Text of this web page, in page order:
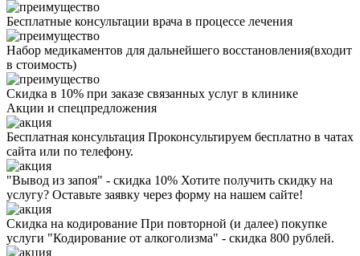
Бесплатные консультации врача в процессе лечения
Набор медикаментов для дальнейшего восстановления(входит
в стоимость)
Скидка в 10% при заказе связанных услуг в клинике
Акции и спецпредложения
Бесплатная консультация Проконсультируем бесплатно в чатах
сайта или по телефону.
"Вывод из запоя" - скидка 10% Хотите получить скидку на
услугу? Оставьте заявку через форму на нашем сайте!
Скидка на кодирование При повторной (и далее) покупке
услуги "Кодирование от алкоголизма" - скидка 800 рублей.